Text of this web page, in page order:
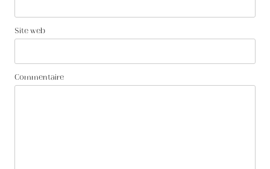
Site web
Commentaire